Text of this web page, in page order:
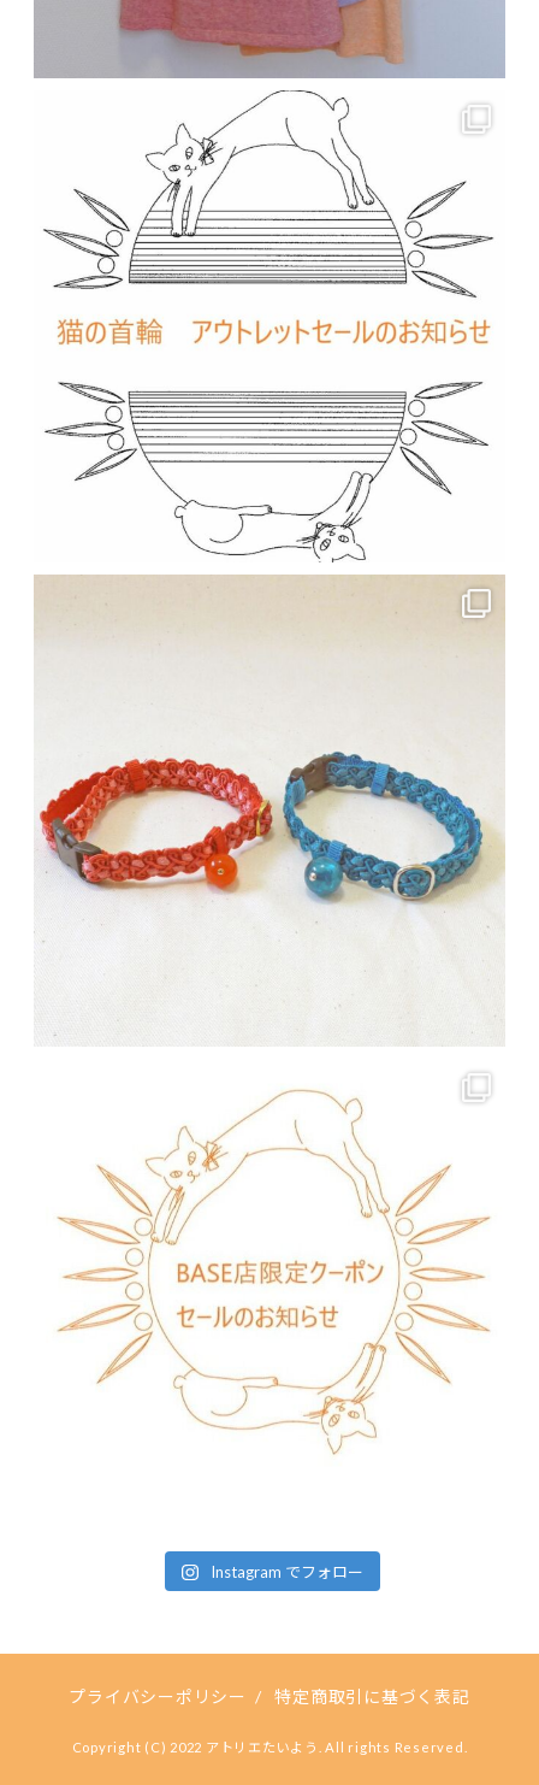
Instagram でフォロー
プライバシーポリシー / 特定商取引に基づく表記
Copyright (C) 2022 アトリエたいよう. All rights Reserved.